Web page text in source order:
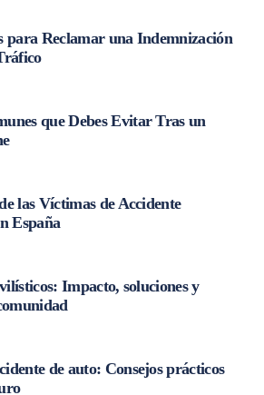
para Reclamar una Indemnización
que Debes Evitar Tras un
las Víctimas de Accidente
España
Impacto, soluciones y
de auto: Consejos prácticos